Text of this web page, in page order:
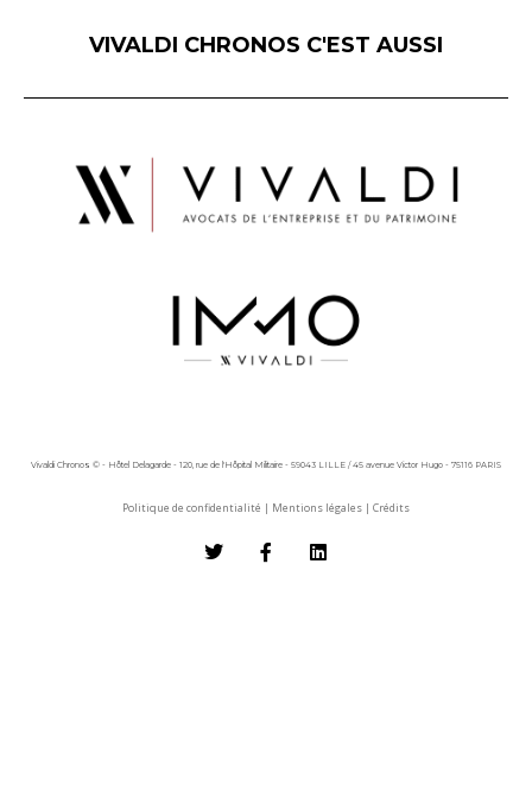
VIVALDI CHRONOS C'EST AUSSI
Vivaldi Chronos © - Hôtel Delagarde - 120, rue de l'Hôpital Militaire - 59043 LILLE / 45 avenue Victor Hugo - 75116 PARIS
Politique de confidentialité | Mentions légales | Crédits